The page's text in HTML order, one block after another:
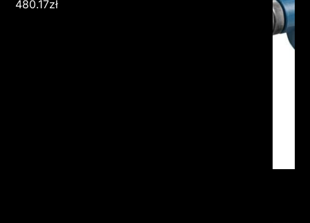
480.17zł